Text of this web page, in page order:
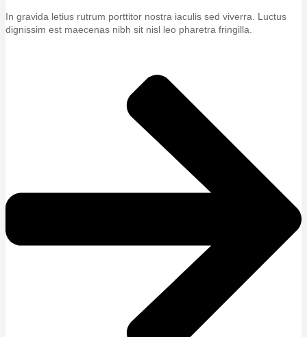
In gravida letius rutrum porttitor nostra iaculis sed viverra. Luctus
dignissim est maecenas nibh sit nisl leo pharetra fringilla.